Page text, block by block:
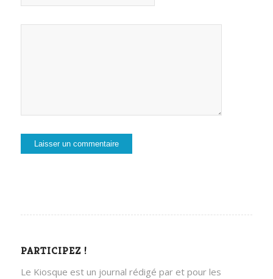
PARTICIPEZ !
Le Kiosque est un journal rédigé par et pour les